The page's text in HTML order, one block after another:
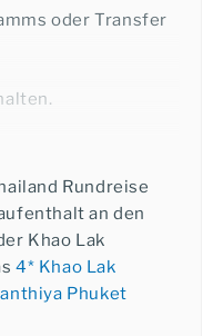
oder Transfer
Rundreise
an den
Khao Lak
4* Khao Lak
Phuket